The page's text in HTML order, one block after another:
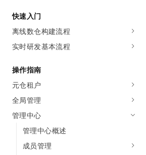
快速入门
离线数仓构建流程
实时研发基本流程
操作指南
元仓租户
全局管理
管理中心
管理中心概述
成员管理